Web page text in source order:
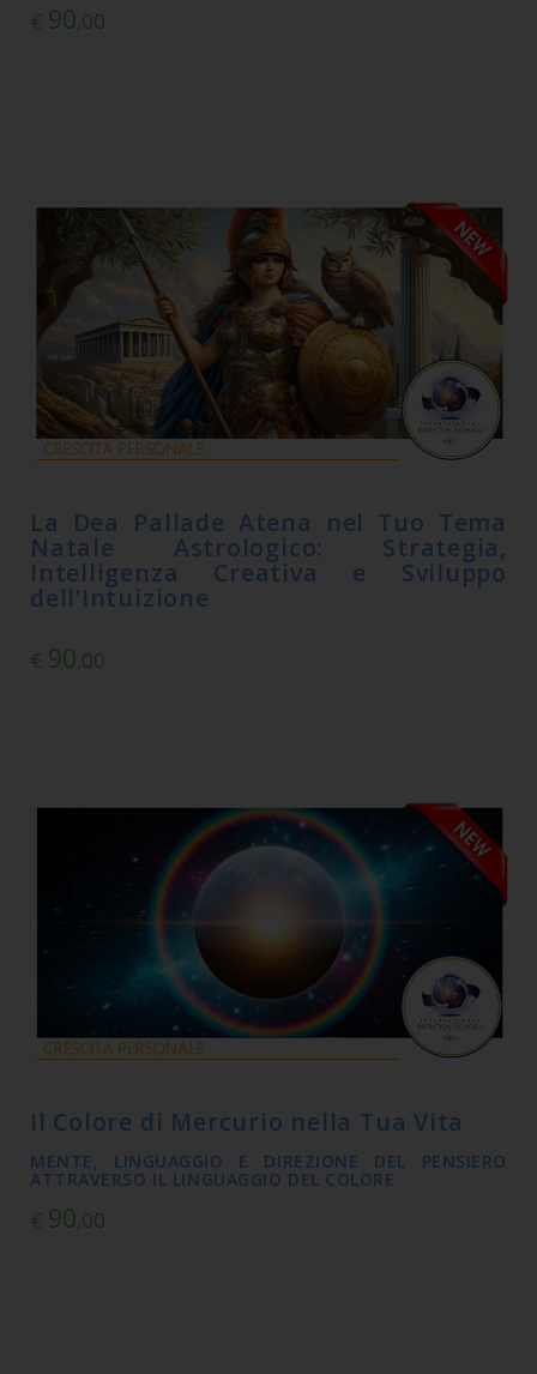
€ 90,00
La Dea Pallade Atena nel Tuo Tema
Natale Astrologico: Strategia,
Intelligenza Creativa e Sviluppo
dell’Intuizione
€ 90,00
Il Colore di Mercurio nella Tua Vita
MENTE, LINGUAGGIO E DIREZIONE DEL PENSIERO
ATTRAVERSO IL LINGUAGGIO DEL COLORE
€ 90,00